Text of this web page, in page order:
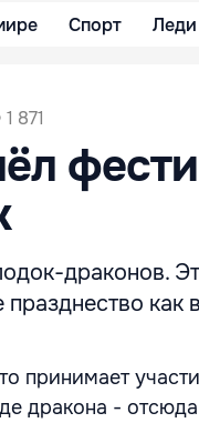
Спорт Леди
1 871
драконов.
как
принимает
дракона -